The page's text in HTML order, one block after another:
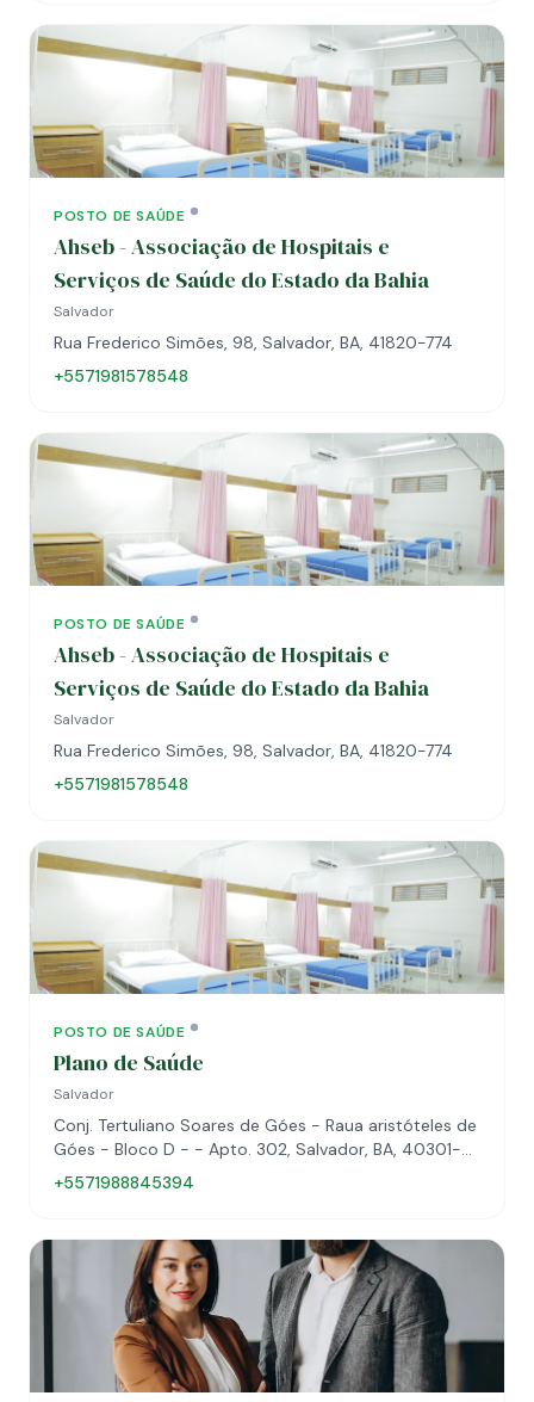
POSTO DE SAÚDE
Ahseb - Associação de Hospitais e
Serviços de Saúde do Estado da Bahia
Salvador
Rua Frederico Simões, 98, Salvador, BA, 41820-774
+5571981578548
POSTO DE SAÚDE
Ahseb - Associação de Hospitais e
Serviços de Saúde do Estado da Bahia
Salvador
Rua Frederico Simões, 98, Salvador, BA, 41820-774
+5571981578548
POSTO DE SAÚDE
Plano de Saúde
Salvador
Conj. Tertuliano Soares de Góes - Raua aristóteles de
Góes - Bloco D - - Apto. 302, Salvador, BA, 40301-
110
+5571988845394